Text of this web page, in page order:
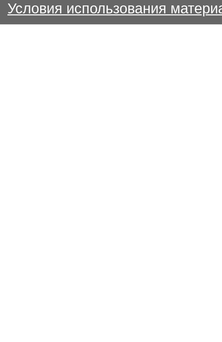
Условия использования